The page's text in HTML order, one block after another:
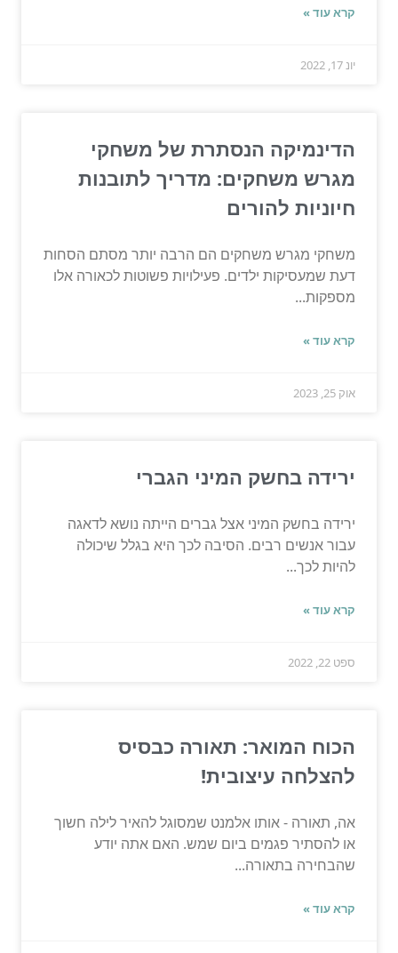
קרא עוד »
יונ 17, 2022
הדינמיקה הנסתרת של משחקי
מגרש משחקים: מדריך לתובנות
חיוניות להורים
משחקי מגרש משחקים הם הרבה יותר מסתם הסחות
דעת שמעסיקות ילדים. פעילויות פשוטות לכאורה אלו
מספקות...
קרא עוד »
אוק 25, 2023
ירידה בחשק המיני הגברי
ירידה בחשק המיני אצל גברים הייתה נושא לדאגה
עבור אנשים רבים. הסיבה לכך היא בגלל שיכולה
להיות לכך...
קרא עוד »
ספט 22, 2022
הכוח המואר: תאורה כבסיס
להצלחה עיצובית!
אה, תאורה - אותו אלמנט שמסוגל להאיר לילה חשוך
או להסתיר פגמים ביום שמש. האם אתה יודע
שהבחירה בתאורה...
קרא עוד »